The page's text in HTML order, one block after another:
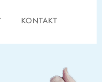
KONTAKT